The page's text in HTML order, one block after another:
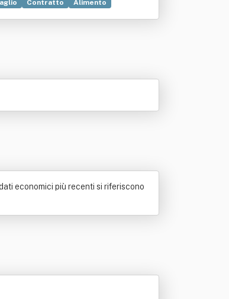
Contratto
Alimento
economici più recenti si riferiscono